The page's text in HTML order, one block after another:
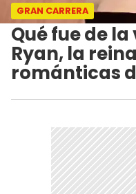
GRAN CARRERA
Qué fue de
Ryan, la
románticas